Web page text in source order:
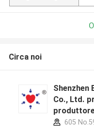
Circa noi
Shenzhen
Co., Ltd.
605